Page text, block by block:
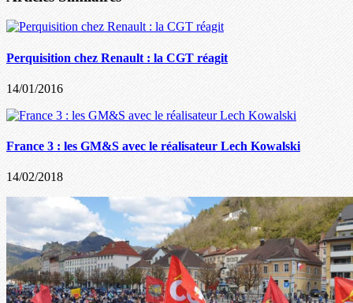
Perquisition chez Renault : la CGT réagit
14/01/2016
France 3 : les GM&S avec le réalisateur Lech Kowalski
14/02/2018